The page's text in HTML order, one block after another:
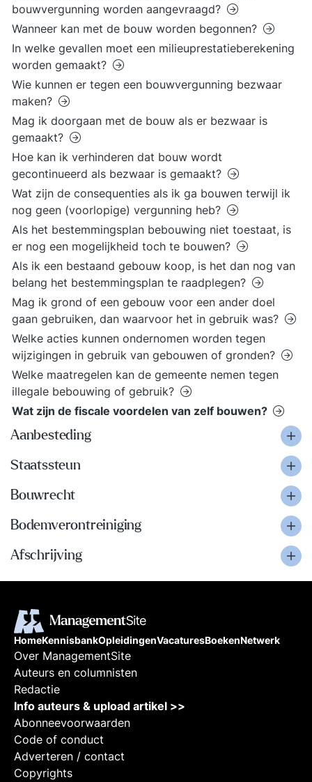
bouwvergunning worden aangevraagd?
Wanneer kan met de bouw worden begonnen?
In welke gevallen moet een milieuprestatieberekening
worden gemaakt?
Wie kunnen er tegen een bouwvergunning bezwaar
maken?
Mag ik doorgaan met de bouw als er bezwaar is
gemaakt?
Hoe kan ik verhinderen dat bouw wordt
gecontinueerd als bezwaar is gemaakt?
Wat zijn de consequenties als ik ga bouwen terwijl ik
nog geen (voorlopige) vergunning heb?
Als het bestemmingsplan bebouwing niet toestaat, is
er nog een mogelijkheid toch te bouwen?
Als ik een bestaand gebouw koop, is het dan nog van
belang het bestemmingsplan te raadplegen?
Mag ik grond of een gebouw voor een ander doel
gaan gebruiken, dan waarvoor het in gebruik was?
Welke acties kunnen ondernomen worden tegen
wijzigingen in gebruik van gebouwen of gronden?
Welke maatregelen kan de gemeente nemen tegen
illegale bebouwing of gebruik?
Wat zijn de fiscale voordelen van zelf bouwen?
Aanbesteding
Staatssteun
Bouwrecht
Bodemverontreiniging
Afschrijving
HomeKennisbankOpleidingenVacaturesBoekenNetwerk
Over ManagementSite
Auteurs en columnisten
Redactie
Info auteurs & upload artikel >>
Abonneevoorwaarden
Code of conduct
Adverteren / contact
Copyrights